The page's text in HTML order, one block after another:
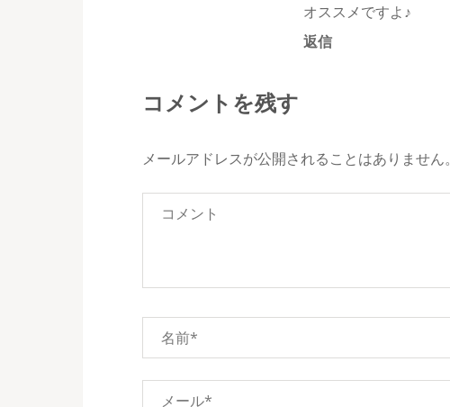
オススメですよ♪
返信
コメントを残す
メールアドレスが公開されることはありません。